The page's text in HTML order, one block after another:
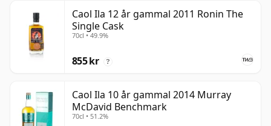
Caol Ila 12 år gammal 2011 Ronin The
Single Cask
70cl • 49.9%
855 kr ?
Caol Ila 10 år gammal 2014 Murray
McDavid Benchmark
70cl • 51.2%